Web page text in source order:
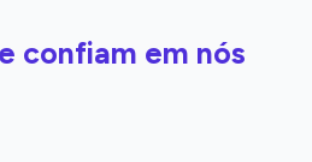
confiam em nós